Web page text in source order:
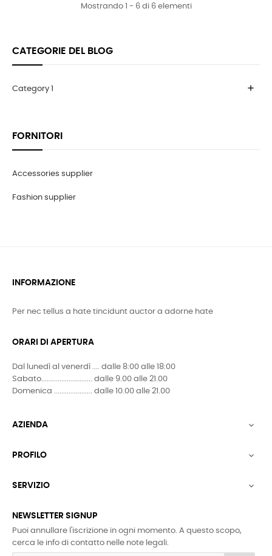
Mostrando 1 - 6 di 6 elementi
CATEGORIE DEL BLOG
Category 1 add
FORNITORI
Accessories supplier
Fashion supplier
INFORMAZIONE
Per nec tellus a hate tincidunt auctor a adorne hate
ORARI DI APERTURA
Dal lunedì al venerdì .... dalle 8:00 alle 18:00
Sabato............................ dalle 9.00 alle 21.00
Domenica ..................... dalle 10.00 alle 21.00
AZIENDA 
PROFILO 
SERVIZIO 
NEWSLETTER SIGNUP
Puoi annullare l'iscrizione in ogni momento. A questo scopo,
cerca le info di contatto nelle note legali.